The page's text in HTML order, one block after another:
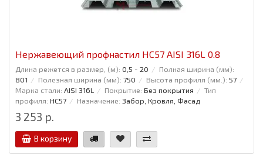
Нержавеющий профнастил НС57 AISI 316L 0.8
Длина режется в размер, (м): 0,5 - 20
Полная ширина (мм):
801
Полезная ширина (мм): 750 Высота профиля (мм.): 57
Марка стали: AISI 316L Покрытие: Без покрытия
Тип
профиля: НС57 Назначение: Забор, Кровля, Фасад
3 253 р.
В корзину